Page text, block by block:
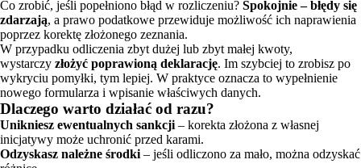
Co zrobić, jeśli popełniono błąd w rozliczeniu? Spokojnie – błędy się
zdarzają, a prawo podatkowe przewiduje możliwość ich naprawienia
poprzez korektę złożonego zeznania.
W przypadku odliczenia zbyt dużej lub zbyt małej kwoty,
wystarczy złożyć poprawioną deklarację. Im szybciej to zrobisz po
wykryciu pomyłki, tym lepiej. W praktyce oznacza to wypełnienie
nowego formularza i wpisanie właściwych danych.
Dlaczego warto działać od razu?
Unikniesz ewentualnych sankcji – korekta złożona z własnej
inicjatywy może uchronić przed karami.
Odzyskasz należne środki – jeśli odliczono za mało, można odzyskać